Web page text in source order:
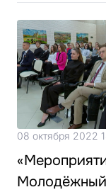
08 октября 2022
Молодёжный